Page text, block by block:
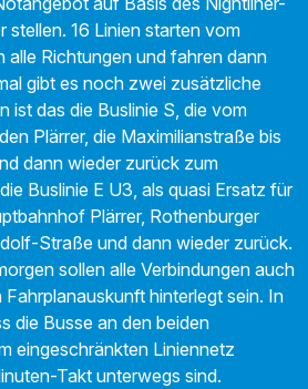
stellen. 16 Linien starten vom
alle Richtungen und fahren dann
gibt es noch zwei zusätzliche
ist das die Buslinie S, die vom
Plärrer, die Maximilianstraße bis
dann wieder zurück zum
Buslinie E U3, als quasi Ersatz für
Plärrer, Rothenburger
Straße und dann wieder zurück.
sollen alle Verbindungen auch
hinterlegt sein. In
die Busse an den beiden
eingeschränkten Liniennetz
Takt unterwegs sind.